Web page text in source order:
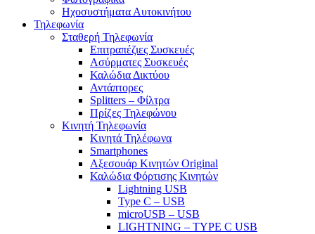
Ηχοσυστήματα Αυτοκινήτου
Τηλεφωνία
Σταθερή Τηλεφωνία
Επιτραπέζιες Συσκευές
Ασύρματες Συσκευές
Καλώδια Δικτύου
Αντάπτορες
Splitters – Φίλτρα
Πρίζες Τηλεφώνου
Κινητή Τηλεφωνία
Κινητά Τηλέφωνα
Smartphones
Αξεσουάρ Κινητών Original
Καλώδια Φόρτισης Κινητών
Lightning USB
Type C – USB
microUSB – USB
LIGHTNING – TYPE C USB